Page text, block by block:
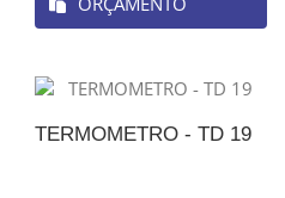
TERMOMETRO - TD 19